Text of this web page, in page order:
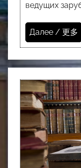
ведущих
Далее / 更多